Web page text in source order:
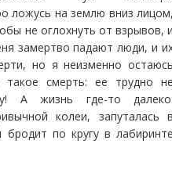
ложусь на землю вниз
не оглохнуть от взрывов,
замертво падают люди, и
но я неизменно
смерть: ее трудно
А жизнь где-то
колеи, запуталась
по кругу в